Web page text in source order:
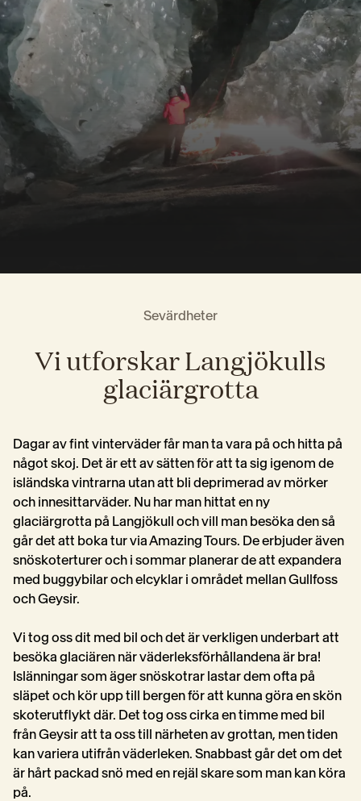
Sevärdheter
Vi utforskar Langjökulls
glaciärgrotta
Dagar av fint vinterväder får man ta vara på och hitta på
något skoj. Det är ett av sätten för att ta sig igenom de
isländska vintrarna utan att bli deprimerad av mörker
och innesittarväder. Nu har man hittat en ny
glaciärgrotta på Langjökull och vill man besöka den så
går det att boka tur via Amazing Tours. De erbjuder även
snöskoterturer och i sommar planerar de att expandera
med buggybilar och elcyklar i området mellan Gullfoss
och Geysir.
Vi tog oss dit med bil och det är verkligen underbart att
besöka glaciären när väderleksförhållandena är bra!
Islänningar som äger snöskotrar lastar dem ofta på
släpet och kör upp till bergen för att kunna göra en skön
skoterutflykt där. Det tog oss cirka en timme med bil
från Geysir att ta oss till närheten av grottan, men tiden
kan variera utifrån väderleken. Snabbast går det om det
är hårt packad snö med en rejäl skare som man kan köra
på.